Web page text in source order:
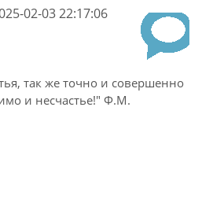
02-03 22:17:06
так же точно и совершенно
и несчастье!" Ф.М.